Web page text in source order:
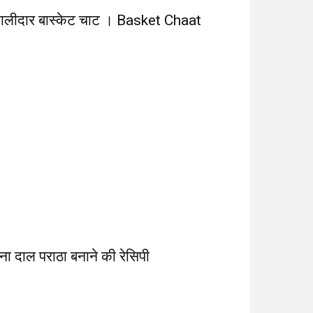
बास्केट चाट । Basket Chaat
दाल पराठा बनाने की रेसिपी